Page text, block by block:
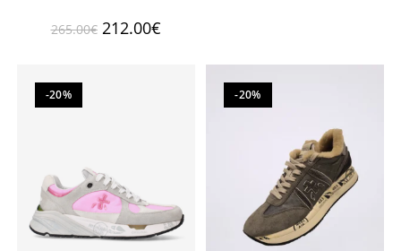
265.00€ 212.00€
-20% -20%